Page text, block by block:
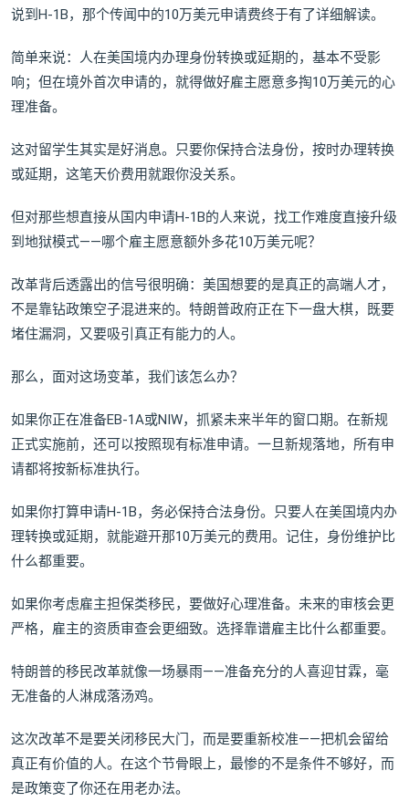
说到H-1B，那个传闻中的10万美元申请费终于有了详细解读。
简单来说：人在美国境内办理身份转换或延期的，基本不受影
响；但在境外首次申请的，就得做好雇主愿意多掏10万美元的心
理准备。
这对留学生其实是好消息。只要你保持合法身份，按时办理转换
或延期，这笔天价费用就跟你没关系。
但对那些想直接从国内申请H-1B的人来说，找工作难度直接升级
到地狱模式——哪个雇主愿意额外多花10万美元呢？
改革背后透露出的信号很明确：美国想要的是真正的高端人才，
不是靠钻政策空子混进来的。特朗普政府正在下一盘大棋，既要
堵住漏洞，又要吸引真正有能力的人。
那么，面对这场变革，我们该怎么办？
如果你正在准备EB-1A或NIW，抓紧未来半年的窗口期。在新规
正式实施前，还可以按照现有标准申请。一旦新规落地，所有申
请都将按新标准执行。
如果你打算申请H-1B，务必保持合法身份。只要人在美国境内办
理转换或延期，就能避开那10万美元的费用。记住，身份维护比
什么都重要。
如果你考虑雇主担保类移民，要做好心理准备。未来的审核会更
严格，雇主的资质审查会更细致。选择靠谱雇主比什么都重要。
特朗普的移民改革就像一场暴雨——准备充分的人喜迎甘霖，毫
无准备的人淋成落汤鸡。
这次改革不是要关闭移民大门，而是要重新校准——把机会留给
真正有价值的人。在这个节骨眼上，最惨的不是条件不够好，而
是政策变了你还在用老办法。